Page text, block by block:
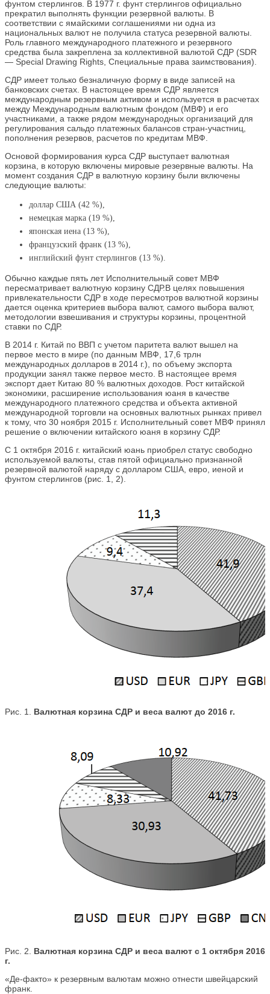
фунтом стерлингов. В 1977 г. фунт стерлингов официально
прекратил выполнять функции резервной валюты. В
соответствии с ямайскими соглашениями ни одна из
национальных валют не получила статуса резервной валюты.
Роль главного международного платежного и резервного
средства была закреплена за коллективной валютой СДР (SDR
— Special Drawing Rights, Специальные права заимствования).
СДР имеет только безналичную форму в виде записей на
банковских счетах. В настоящее время СДР является
международным резервным активом и используется в расчетах
между Международным валютным фондом (МВФ) и его
участниками, а также рядом международных организаций для
регулирования сальдо платежных балансов стран-участниц,
пополнения резервов, расчетов по кредитам МВФ.
Основой формирования курса СДР выступает валютная
корзина, в которую включены мировые резервные валюты. На
момент создания СДР в валютную корзину были включены
следующие валюты:
доллар США (42 %),
немецкая марка (19 %),
японская иена (13 %),
французский франк (13 %),
инглийский фунт стерлингов (13 %).
Обычно каждые пять лет Исполнительный совет МВФ
пересматривает валютную корзину СДР.В целях повышения
привлекательности СДР в ходе пересмотров валютной корзины
дается оценка критериев выбора валют, самого выбора валют,
методологии взвешивания и структуры корзины, процентной
ставки по СДР.
В 2014 г. Китай по ВВП с учетом паритета валют вышел на
первое место в мире (по данным МВФ, 17,6 трлн
международных долларов в 2014 г.), по объему экспорта
продукции занял также первое место. В настоящее время
экспорт дает Китаю 80 % валютных доходов. Рост китайской
экономики, расширение использования юаня в качестве
международного платежного средства и объекта активной
международной торговли на основных валютных рынках привел
к тому, что 30 ноября 2015 г. Исполнительный совет МВФ принял
решение о включении китайского юаня в корзину СДР.
С 1 октября 2016 г. китайский юань приобрел статус свободно
используемой валюты, став пятой официально признанной
резервной валютой наряду с долларом США, евро, иеной и
фунтом стерлингов (рис. 1, 2).
Рис. 1. Валютная корзина СДР и веса валют до 2016 г.
Рис. 2. Валютная корзина СДР и веса валют с 1 октября 2016
г.
«Де-факто» к резервным валютам можно отнести швейцарский
франк.